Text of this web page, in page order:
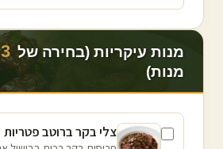
מנות עיקריות (בחירה של 3
מנות)
צלי בקר ברוטב פטריות